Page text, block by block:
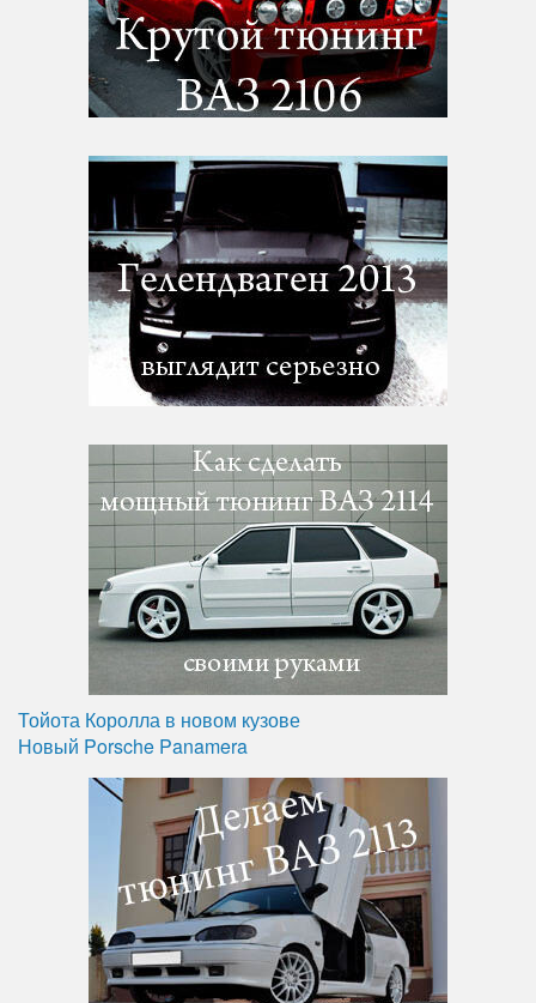
Тойота Королла в новом кузове
Новый Porsche Panamera